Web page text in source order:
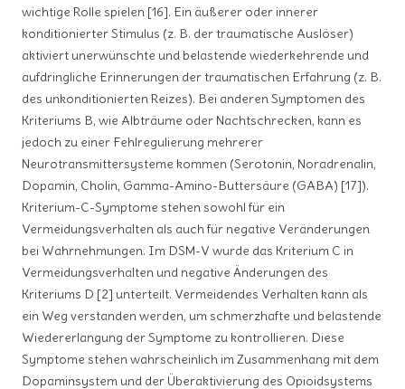
wichtige Rolle spielen [16]. Ein äußerer oder innerer
konditionierter Stimulus (z. B. der traumatische Auslöser)
aktiviert unerwünschte und belastende wiederkehrende und
aufdringliche Erinnerungen der traumatischen Erfahrung (z. B.
des unkonditionierten Reizes). Bei anderen Symptomen des
Kriteriums B, wie Albträume oder Nachtschrecken, kann es
jedoch zu einer Fehlregulierung mehrerer
Neurotransmittersysteme kommen (Serotonin, Noradrenalin,
Dopamin, Cholin, Gamma-Amino-Buttersäure (GABA) [17]).
Kriterium-C-Symptome stehen sowohl für ein
Vermeidungsverhalten als auch für negative Veränderungen
bei Wahrnehmungen. Im DSM-V wurde das Kriterium C in
Vermeidungsverhalten und negative Änderungen des
Kriteriums D [2] unterteilt. Vermeidendes Verhalten kann als
ein Weg verstanden werden, um schmerzhafte und belastende
Wiedererlangung der Symptome zu kontrollieren. Diese
Symptome stehen wahrscheinlich im Zusammenhang mit dem
Dopaminsystem und der Überaktivierung des Opioidsystems